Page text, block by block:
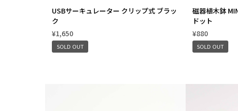
USBサーキュレーター クリップ式 ブラッ
ク
¥1,650
SOLD OUT
磁器植木鉢
ドット
¥880
SOLD OUT